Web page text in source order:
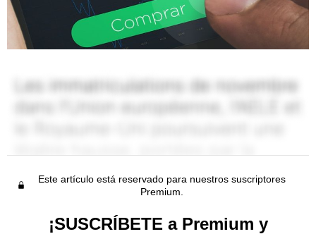
Este artículo está reservado para nuestros suscriptores
Premium.
¡SUSCRÍBETE a Premium y